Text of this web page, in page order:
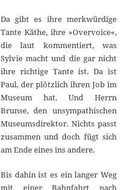
Da gibt es ihre merkwürdige
Tante Käthe, ihre »Overvoice«,
die laut kommentiert, was
Sylvie macht und die gar nicht
ihre richtige Tante ist. Da ist
Paul, der plötzlich ihren Job im
Museum hat. Und Herrn
Brunse, den unsympathischen
Museumsdirektor. Nichts passt
zusammen und doch fügt sich
am Ende eines ins andere.
Bis dahin ist es ein langer Weg
mit einer Bahnfahrt nach